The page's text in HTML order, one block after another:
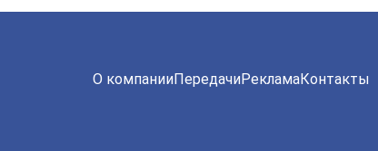
О компанииПередачиРекламаКонтакты